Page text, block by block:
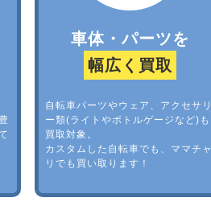
車体・パーツを
幅広く買取
自転車パーツやウェア、アクセサリ
ー類(ライトやボトルゲージなど)も
買取対象。
カスタムした自転車でも、ママチャ
リでも買い取ります！